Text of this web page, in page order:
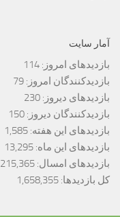
آمار سایت
بازدیدهای امروز: 114
بازدیدکنندگان امروز: 79
بازدیدهای دیروز: 230
بازدیدکنندگان دیروز: 150
بازدیدهای این هفته: 1,585
بازدیدهای این ماه: 13,295
بازدیدهای امسال: 215,365
کل بازدیدها: 1,658,355